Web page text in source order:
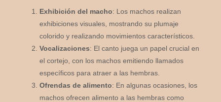
Exhibición del macho: Los machos realizan
exhibiciones visuales, mostrando su plumaje
colorido y realizando movimientos característicos.
Vocalizaciones: El canto juega un papel crucial en
el cortejo, con los machos emitiendo llamados
específicos para atraer a las hembras.
Ofrendas de alimento: En algunas ocasiones, los
machos ofrecen alimento a las hembras como